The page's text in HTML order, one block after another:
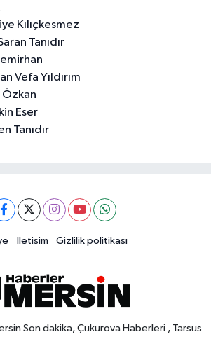
Kılıçkesmez
Tanıdır
Vefa Yıldırım
Özkan
Eser
Tanıdır
İletisim Gizlilik politikası
Son dakika, Çukurova Haberleri , Tarsus